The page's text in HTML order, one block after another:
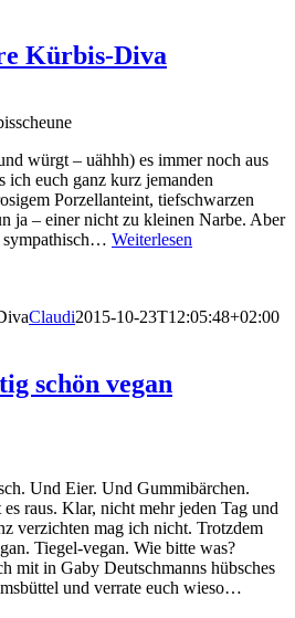
Kürbis-Diva
würgt – uähhh) es immer noch aus
ich euch ganz kurz jemanden
Porzellanteint, tiefschwarzen
ja – einer nicht zu kleinen Narbe. Aber
sympathisch… Weiterlesen
Claudi2015-10-23T12:05:48+02:00
schön vegan
Und Eier. Und Gummibärchen.
raus. Klar, nicht mehr jeden Tag und
verzichten mag ich nicht. Trotzdem
Tiegel-vegan. Wie bitte was?
mit in Gaby Deutschmanns hübsches
und verrate euch wieso…